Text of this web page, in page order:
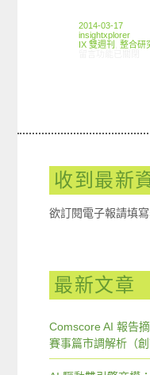
2014-03-17
insightxplorer
IX 雙週刊
,整合研
收到最新
欲訂閱電子報請填寫
最新文章
Comscore AI 報告
賽事篇市調解析（